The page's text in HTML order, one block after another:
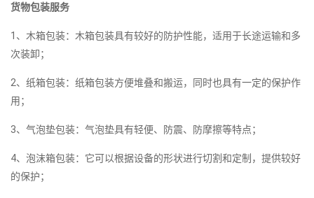
货物包装服务
1、木箱包装：木箱包装具有较好的防护性能，适用于长途运输和多
次装卸；
2、纸箱包装：纸箱包装方便堆叠和搬运，同时也具有一定的保护作
用；
3、气泡垫包装：气泡垫具有轻便、防震、防摩擦等特点；
4、泡沫箱包装：它可以根据设备的形状进行切割和定制，提供较好
的保护；